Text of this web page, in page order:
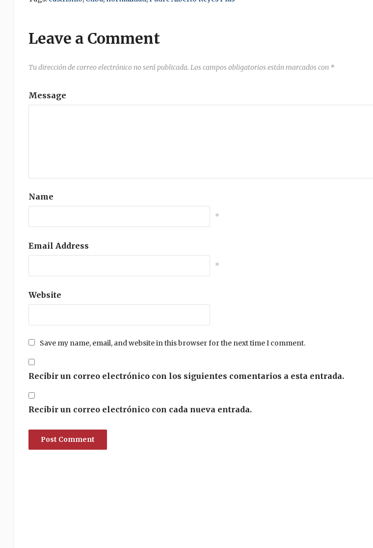
Leave a Comment
Tu dirección de correo electrónico no será publicada. Los campos obligatorios están marcados con *
Message
Name
*
Email Address
*
Website
Save my name, email, and website in this browser for the next time I comment.
Recibir un correo electrónico con los siguientes comentarios a esta entrada.
Recibir un correo electrónico con cada nueva entrada.